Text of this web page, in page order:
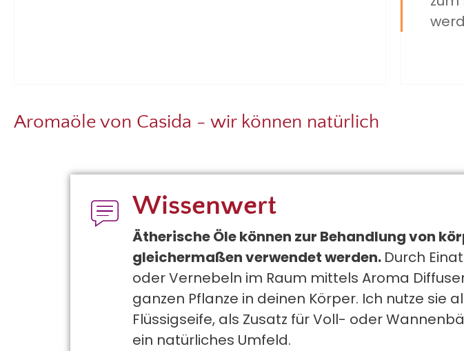
Aromaöle von Casida - wir können natürlich
Wissenwert
Ätherische Öle können zur Behandlung von
gleichermaßen verwendet werden. Durch
oder Vernebeln im Raum mittels Aroma
ganzen Pflanze in deinen Körper. Ich nutze sie
Flüssigseife, als Zusatz für Voll- oder
ein natürliches Umfeld.